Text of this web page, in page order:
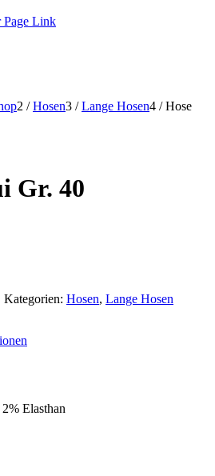
Page Link
2 / Hosen3 / Lange Hosen4 / Hose
Gr. 40
Kategorien: Hosen, Lange Hosen
Elasthan